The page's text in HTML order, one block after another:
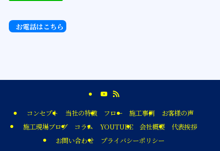
お電話はこちら
コンセプト 当社の特徴 フロー 施工事例
お客様の声
施工現場ブログ
コラム YOUTUBE 会社概要
代表挨拶
お問い合わせ
プライバシーポリシー